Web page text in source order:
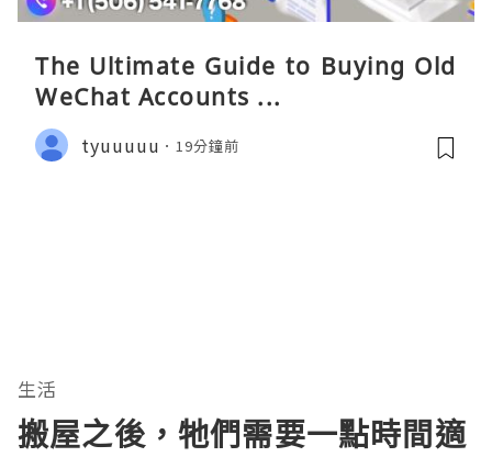
The Ultimate Guide to Buying Old
WeChat Accounts ...
tyuuuuu 19分鐘前
生活
搬屋之後，牠們需要一點時間適